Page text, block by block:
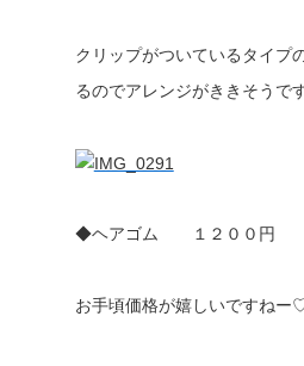
クリップがついているタイプ
るのでアレンジがききそうで
◆ヘアゴム １２００円
お手頃価格が嬉しいですねー